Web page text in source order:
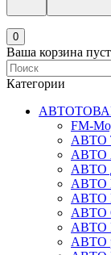
0
Ваша корзина
Категории
FM-
АВТО
АВТО
АВТО
АВТО
АВТО
АВТО
АВТО
АВТО